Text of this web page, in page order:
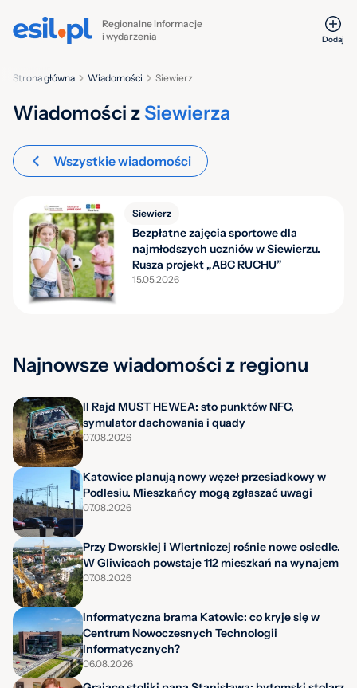
Regionalne informacje
i wydarzenia
Dodaj
Siewierz
Wiadomości
Strona główna
Wiadomości zSiewierza
Wszystkie wiadomości
Siewierz
Bezpłatne zajęcia sportowe dla
najmłodszych uczniów w Siewierzu.
Rusza projekt „ABC RUCHU”
15.05.2026
Najnowsze wiadomości z regionu
II Rajd MUST HEWEA: sto punktów NFC,
symulator dachowania i quady
07.08.2026
Katowice planują nowy węzeł przesiadkowy w
Podlesiu. Mieszkańcy mogą zgłaszać uwagi
07.08.2026
Przy Dworskiej i Wiertniczej rośnie nowe osiedle.
W Gliwicach powstaje 112 mieszkań na wynajem
07.08.2026
Informatyczna brama Katowic: co kryje się w
Centrum Nowoczesnych Technologii
Informatycznych?
06.08.2026